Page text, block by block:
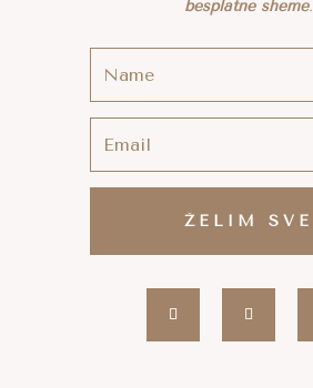
besplatne sheme.
ŽELIM SVE